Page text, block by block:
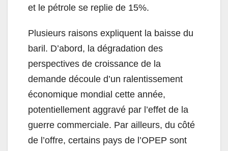
et le pétrole se replie de 15%.
Plusieurs raisons expliquent la baisse du
baril. D’abord, la dégradation des
perspectives de croissance de la
demande découle d’un ralentissement
économique mondial cette année,
potentiellement aggravé par l’effet de la
guerre commerciale. Par ailleurs, du côté
de l’offre, certains pays de l’OPEP sont